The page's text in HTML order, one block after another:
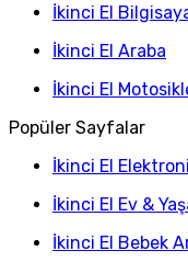
İkinci El
İkinci El Araba
İkinci El
Popüler Sayfalar
İkinci El
İkinci El Ev &
İkinci El Bebek